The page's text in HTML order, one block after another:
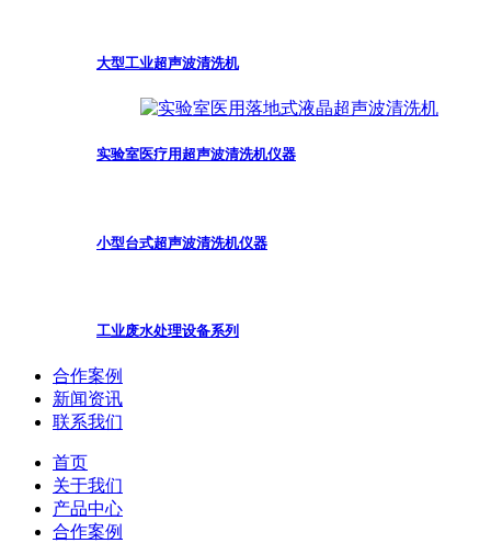
大型工业超声波清洗机
实验室医疗用超声波清洗机仪器
小型台式超声波清洗机仪器
工业废水处理设备系列
合作案例
新闻资讯
联系我们
首页
关于我们
产品中心
合作案例